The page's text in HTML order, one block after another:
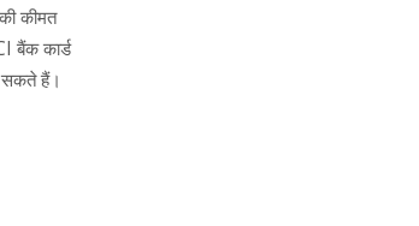
कीमत
बैंक कार्ड
हैं।